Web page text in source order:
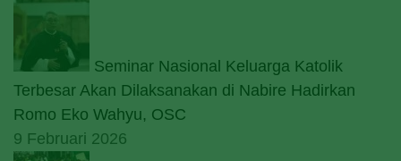
Seminar Nasional Keluarga Katolik
Terbesar Akan Dilaksanakan di Nabire Hadirkan
Romo Eko Wahyu, OSC
9 Februari 2026